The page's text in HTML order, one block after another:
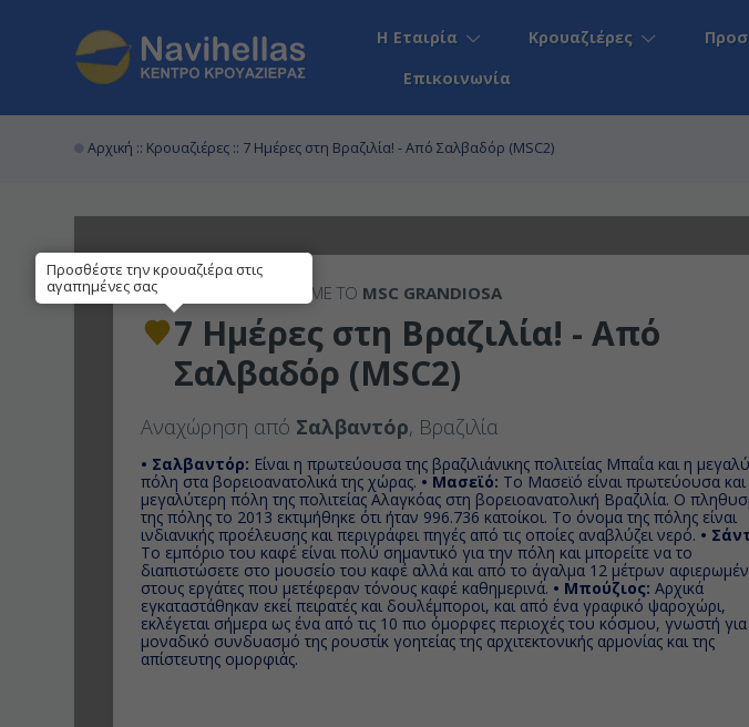
Η Εταιρία Κρουαζιέρες
Επικοινωνία
Αρχική :: Κρουαζιέρες :: 7 Ημέρες στη Βραζιλία! - Από Σαλβαδόρ (MSC2)
7ΉΜΕΡΗ ΚΡΟΥΑΖΙΕΡΑ ΜΕ ΤΟ MSC GRANDIOSA
7 Ημέρες στη Βραζιλία! - Από
Σαλβαδόρ (MSC2)
Αναχώρηση από Σαλβαντόρ, Βραζιλία
• Σαλβαντόρ: Είναι η πρωτεύουσα της βραζιλιάνικης πολιτείας Μπαΐα και η
πόλη στα βορειοανατολικά της χώρας.• Μασεϊό: Το Μασεϊό είναι πρωτεύουσα και
μεγαλύτερη πόλη της πολιτείας Αλαγκόας στη βορειοανατολική Βραζιλία. Ο
της πόλης το 2013 εκτιμήθηκε ότι ήταν 996.736 κατοίκοι. Το όνομα της πόλης είναι
ινδιανικής προέλευσης και περιγράφει πηγές από τις οποίες αναβλύζει νερό. •
Το εμπόριο του καφέ είναι πολύ σημαντικό για την πόλη και μπορείτε να το
διαπιστώσετε στο μουσείο του καφέ αλλά και από το άγαλμα 12 μέτρων
στους εργάτες που μετέφεραν τόνους καφέ καθημερινά. • Μπούζιος: Αρχικά
εγκαταστάθηκαν εκεί πειρατές και δουλέμποροι, και από ένα γραφικό ψαροχώρι,
εκλέγεται σήμερα ως ένα από τις 10 πιο όμορφες περιοχές του κόσμου, γνωστή
μοναδικό συνδυασμό της ρουστίκ γοητείας της αρχιτεκτονικής αρμονίας και της
απίστευτης ομορφιάς.
Προσθέστε την κρουαζιέρα στις
αγαπημένες σας